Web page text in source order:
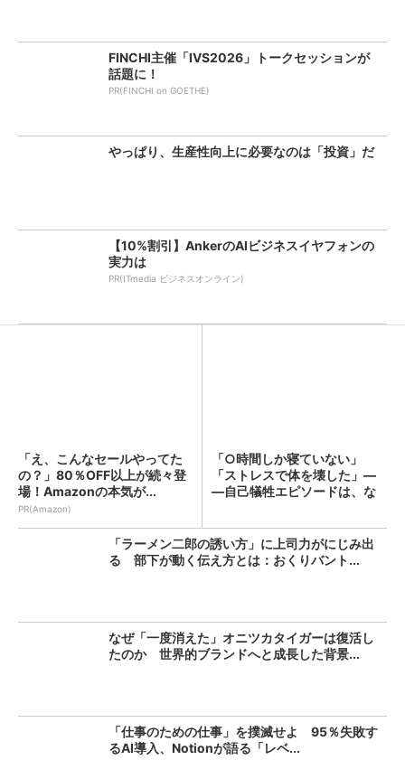
FINCHI主催「IVS2026」トークセッションが
話題に！
PR(FINCHI on GOETHE)
やっぱり、生産性向上に必要なのは「投資」だ
【10%割引】AnkerのAIビジネスイヤフォンの
実力は
PR(ITmedia ビジネスオンライン)
「え、こんなセールやってた
の？」80％OFF以上が続々登
場！Amazonの本気が...
PR(Amazon)
「○時間しか寝ていない」
「ストレスで体を壊した」―
―自己犠牲エピソードは、な
「ラーメン二郎の誘い方」に上司力がにじみ出
る 部下が動く伝え方とは：おくりバント...
なぜ「一度消えた」オニツカタイガーは復活し
たのか 世界的ブランドへと成長した背景...
「仕事のための仕事」を撲滅せよ 95％失敗す
るAI導入、Notionが語る「レベ...